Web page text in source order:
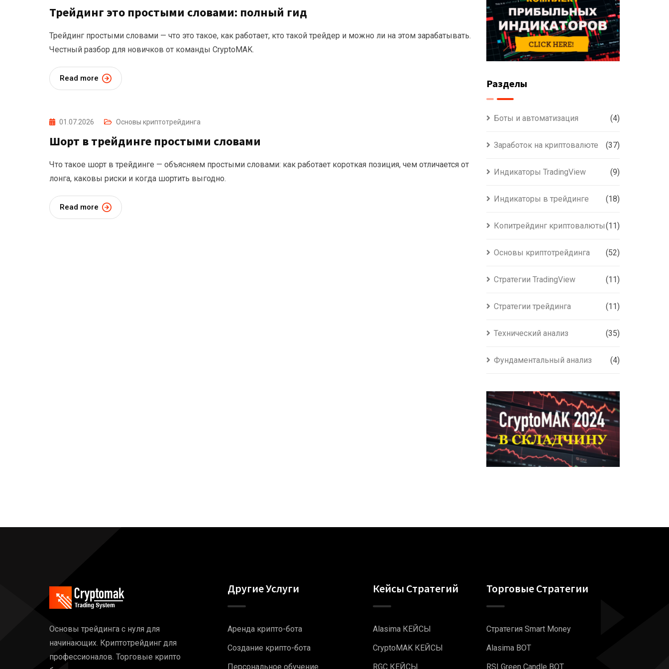
Трейдинг это простыми словами: полный гид
Трейдинг простыми словами — что это такое, как работает, кто такой трейдер и можно ли на этом зарабатывать.
Честный разбор для новичков от команды CryptoMAK.
Read more
01.07.2026 Основы криптотрейдинга
Шорт в трейдинге простыми словами
Что такое шорт в трейдинге — объясняем простыми словами: как работает короткая позиция, чем отличается от
лонга, каковы риски и когда шортить выгодно.
Read more
Разделы
Боты и автоматизация (4)
Заработок на криптовалюте (37)
Индикаторы TradingView (9)
Индикаторы в трейдинге (18)
Копитрейдинг криптовалюты(11)
Основы криптотрейдинга (52)
Стратегии TradingView (11)
Стратегии трейдинга (11)
Технический анализ (35)
Фундаментальный анализ (4)
Основы трейдинга с нуля для
начинающих. Криптотрейдинг для
профессионалов. Торговые крипто
Другие Услуги
Аренда крипто-бота
Создание крипто-бота
Персональное обучение
Кейсы Стратегий
Alasima КЕЙСЫ
CryptoMAK КЕЙСЫ
RGC КЕЙСЫ
Торговые Стратегии
Стратегия Smart Money
Alasima BOT
RSI Green Candle BOT